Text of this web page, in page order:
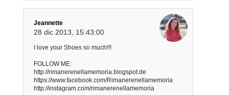
Jeannette
28 dic 2013, 15:43:00
I love your Shoes so much!!!
FOLLOW ME:
http://rimanerenellamemoria.blogspot.de
https://www.facebook.com/Rimanerenellamemoria
http://instagram.com/rimanerenellamemoria